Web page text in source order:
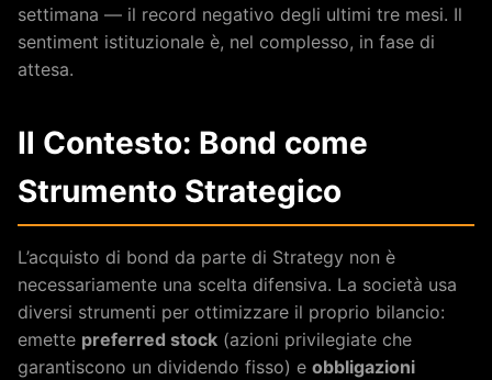
settimana — il record negativo degli ultimi tre mesi. Il
sentiment istituzionale è, nel complesso, in fase di
attesa.
Il Contesto: Bond come
Strumento Strategico
L’acquisto di bond da parte di Strategy non è
necessariamente una scelta difensiva. La società usa
diversi strumenti per ottimizzare il proprio bilancio:
emette preferred stock (azioni privilegiate che
garantiscono un dividendo fisso) e obbligazioni